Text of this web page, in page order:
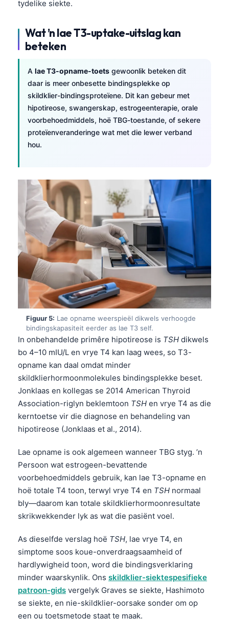
tydelike siekte.
Wat ’n lae T3-uptake-uitslag kan
beteken
A lae T3-opname-toets gewoonlik beteken dit
daar is meer onbesette bindingsplekke op
skildklier-bindingsproteïene. Dit kan gebeur met
hipotireose, swangerskap, estrogeenterapie, orale
voorbehoedmiddels, hoë TBG-toestande, of sekere
proteïenveranderinge wat met die lewer verband
hou.
Figuur 5: Lae opname weerspieël dikwels verhoogde
bindingskapasiteit eerder as lae T3 self.
In onbehandelde primêre hipotireose is TSH dikwels
bo 4–10 mIU/L en vrye T4 kan laag wees, so T3-
opname kan daal omdat minder
skildklierhormoonmolekules bindingsplekke beset.
Jonklaas en kollegas se 2014 American Thyroid
Association-riglyn beklemtoon TSH en vrye T4 as die
kerntoetse vir die diagnose en behandeling van
hipotireose (Jonklaas et al., 2014).
Lae opname is ook algemeen wanneer TBG styg. ’n
Persoon wat estrogeen-bevattende
voorbehoedmiddels gebruik, kan lae T3-opname en
hoë totale T4 toon, terwyl vrye T4 en TSH normaal
bly—daarom kan totale skildklierhormoonresultate
skrikwekkender lyk as wat die pasiënt voel.
As dieselfde verslag hoë TSH, lae vrye T4, en
simptome soos koue-onverdraagsaamheid of
hardlywigheid toon, word die bindingsverklaring
minder waarskynlik. Ons skildklier-siektespesifieke
patroon-gids vergelyk Graves se siekte, Hashimoto
se siekte, en nie-skildklier-oorsake sonder om op
een ou toetsmetode staat te maak.